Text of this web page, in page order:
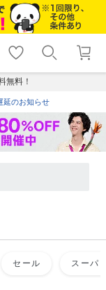
shopping_cart lock_outline
ログイン
無料！
延のお知らせ
セール スーパ